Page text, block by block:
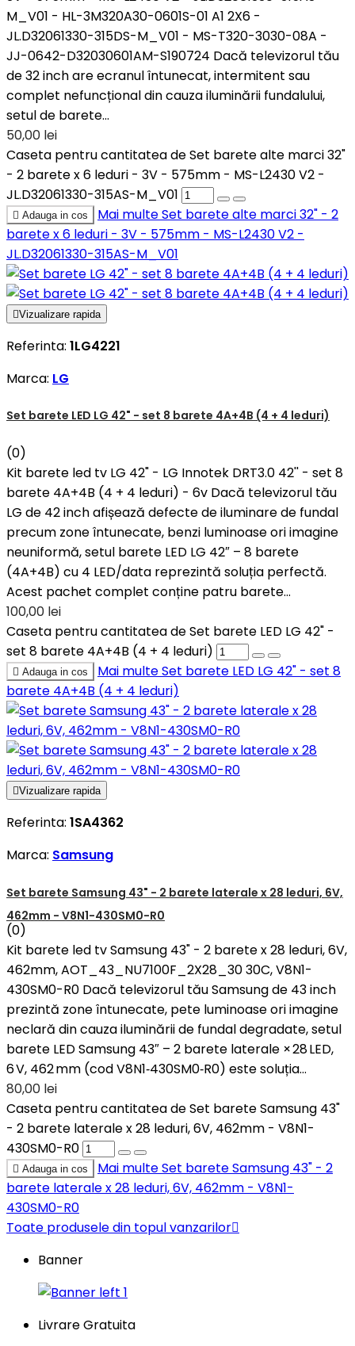
M_V01 - HL-3M320A30-0601S-01 A1 2X6 -
JL.D32061330-315DS-M_V01 - MS-T320-3030-08A -
JJ-0642-D32030601AM-S190724 Dacă televizorul tău
de 32 inch are ecranul întunecat, intermitent sau
complet nefuncțional din cauza iluminării fundalului,
setul de barete...
50,00 lei
Caseta pentru cantitatea de Set barete alte marci 32"
- 2 barete x 6 leduri - 3V - 575mm - MS-L2430 V2 -
JL.D32061330-315AS-M_V01
 Adauga in cos Mai multeSet barete alte marci 32" - 2
barete x 6 leduri - 3V - 575mm - MS-L2430 V2 -
JL.D32061330-315AS-M_V01
Vizualizare rapida
Referinta: 1LG4221
Marca: LG
Set barete LED LG 42" - set 8 barete 4A+4B (4 + 4 leduri)
(0)
Kit barete led tv LG 42" - LG Innotek DRT3.0 42'' - set 8
barete 4A+4B (4 + 4 leduri) - 6v Dacă televizorul tău
LG de 42 inch afișează defecte de iluminare de fundal
precum zone întunecate, benzi luminoase ori imagine
neuniformă, setul barete LED LG 42″ – 8 barete
(4A+4B) cu 4 LED/data reprezintă soluția perfectă.
Acest pachet complet conține patru barete...
100,00 lei
Caseta pentru cantitatea de Set barete LED LG 42" -
set 8 barete 4A+4B (4 + 4 leduri)
 Adauga in cos Mai multeSet barete LED LG 42" - set 8
barete 4A+4B (4 + 4 leduri)
Vizualizare rapida
Referinta: 1SA4362
Marca: Samsung
Set barete Samsung 43" - 2 barete laterale x 28 leduri, 6V,
462mm - V8N1-430SM0-R0
(0)
Kit barete led tv Samsung 43" - 2 barete x 28 leduri, 6V,
462mm, AOT_43_NU7100F_2X28_30 30C, V8N1-
430SM0-R0 Dacă televizorul tău Samsung de 43 inch
prezintă zone întunecate, pete luminoase ori imagine
neclară din cauza iluminării de fundal degradate, setul
barete LED Samsung 43″ – 2 barete laterale × 28 LED,
6 V, 462 mm (cod V8N1‑430SM0‑R0) este soluția...
80,00 lei
Caseta pentru cantitatea de Set barete Samsung 43"
- 2 barete laterale x 28 leduri, 6V, 462mm - V8N1-
430SM0-R0
 Adauga in cos Mai multeSet barete Samsung 43" - 2
barete laterale x 28 leduri, 6V, 462mm - V8N1-
430SM0-R0
Toate produsele din topul vanzarilor
Banner
Livrare Gratuita